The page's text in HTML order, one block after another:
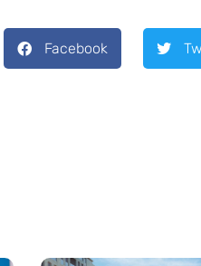
Facebook